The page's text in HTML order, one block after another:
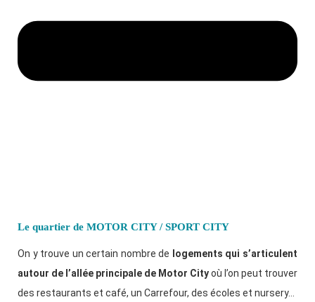
Le quartier de MOTOR CITY / SPORT CITY
On y trouve un certain nombre de
logements qui s’articulent
autour de l’allée principale de Motor Cityoù l’on peut trouver
des restaurants et café, un Carrefour, des écoles et nursery…